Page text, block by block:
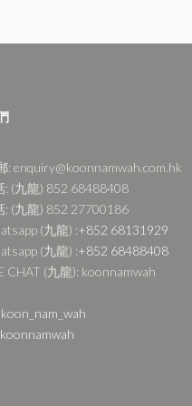
: enquiry@koonnamwah.com.hk
: (九龍) 852 68488408
: (九龍) 852 27700186
(九龍) :+852 68131929
(九龍) :+852 68488408
CHAT (九龍): koonnamwah
koon_nam_wah
koonnamwah